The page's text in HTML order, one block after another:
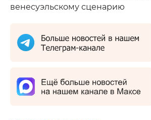
венесуэльскому сценарию